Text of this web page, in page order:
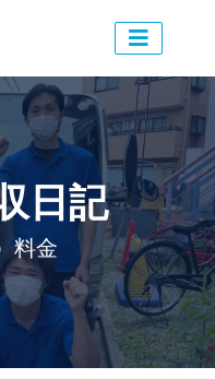
日記
料金